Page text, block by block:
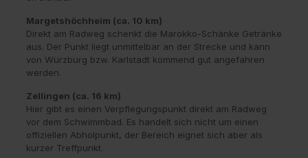
Margetshöchheim (ca. 10 km)
Direkt am Radweg schenkt die Marokko-Schänke Getränke
aus. Der Punkt liegt unmittelbar an der Strecke und kann
von Würzburg bzw. Karlstadt kommend gut angefahren
werden.
Zellingen (ca. 16 km)
Hier gibt es einen Verpflegungspunkt direkt am Radweg
vor dem Schwimmbad. Es handelt sich nicht um einen
offiziellen Abholpunkt, der Bereich eignet sich aber als
kurzer Treffpunkt.